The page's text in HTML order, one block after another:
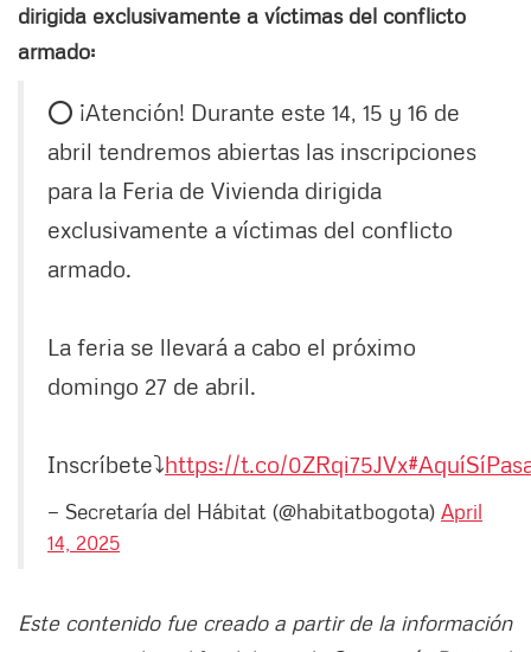
dirigida exclusivamente a víctimas del conflicto
armado:
⭕️ ¡Atención! Durante este 14, 15 y 16 de
abril tendremos abiertas las inscripciones
para la Feria de Vivienda dirigida
exclusivamente a víctimas del conflicto
armado.
La feria se llevará a cabo el próximo
domingo 27 de abril.
Inscríbete⤵️https://t.co/0ZRqi75JVx
— Secretaría del Hábitat (@habitatbogota) April
14, 2025
Este contenido fue creado a partir de la información